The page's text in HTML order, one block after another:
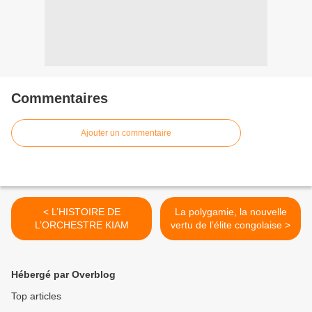
Commentaires
Ajouter un commentaire
< L’HISTOIRE DE
L’ORCHESTRE KIAM
La polygamie, la nouvelle
vertu de l’élite congolaise >
Hébergé par Overblog
Top articles